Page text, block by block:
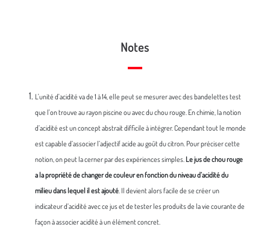
Notes
L'unité d'acidité va de 1 à 14, elle peut se mesurer avec des bandelettes test
que l'on trouve au rayon piscine ou avec du chou rouge. En chimie, la notion
d’acidité est un concept abstrait difficile à intégrer. Cependant tout le monde
est capable d’associer l’adjectif acide au goût du citron. Pour préciser cette
notion, on peut la cerner par des expériences simples. Le jus de chou rouge
a la propriété de changer de couleur en fonction du niveau d’acidité du
milieu dans lequel il est ajouté . Il devient alors facile de se créer un
indicateur d’acidité avec ce jus et de tester les produits de la vie courante de
façon à associer acidité à un élément concret.